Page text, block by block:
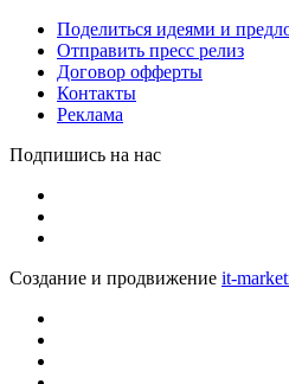
Поделиться идеями и
Отправить пресс релиз
Договор офферты
Контакты
Реклама
Подпишись на нас
Создание и продвижение it-